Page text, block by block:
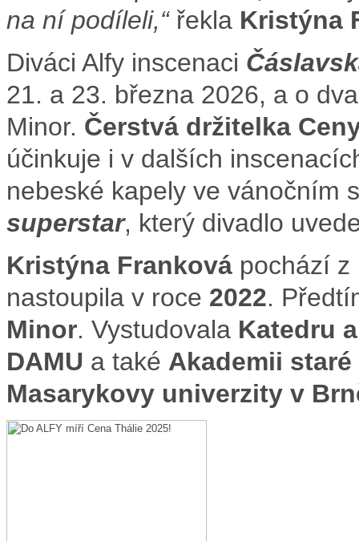
na ní podíleli,“řekla Kristýna
Diváci Alfy inscenaci
21. a 23. března 2026, a o
Minor. Čerstvá držitelka
účinkuje i v dalších
nebeské kapely ve vánočním
superstar, který divadlo
Kristýna Franková pochází
nastoupila v roce 2022.
Minor. Vystudovala Katedru
DAMU a také Akademii
Masarykovy univerzity v